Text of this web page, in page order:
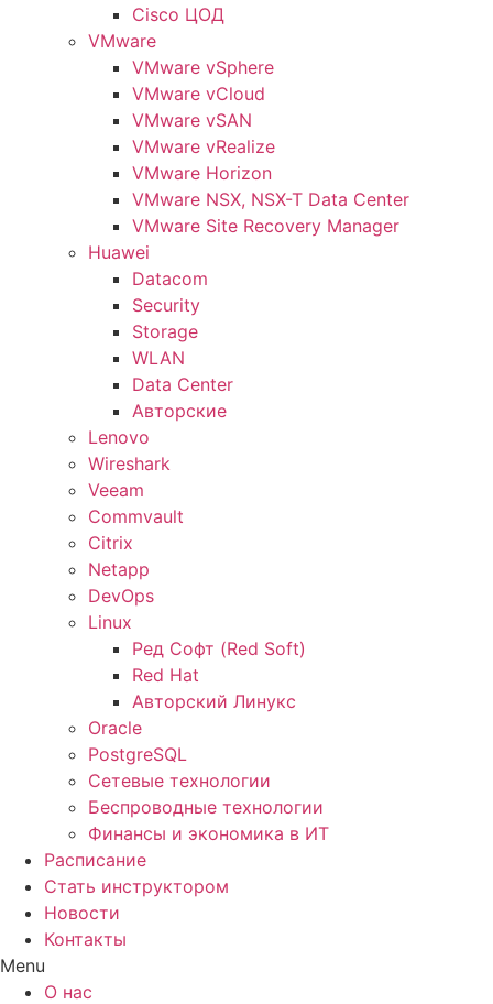
Cisco ЦОД
VMware
VMware vSphere
VMware vCloud
VMware vSAN
VMware vRealize
VMware Horizon
VMware NSX, NSX-T Data Center
VMware Site Recovery Manager
Huawei
Datacom
Security
Storage
WLAN
Data Center
Авторские
Lenovo
Wireshark
Veeam
Commvault
Citrix
Netapp
DevOps
Linux
Ред Софт (Red Soft)
Red Hat
Авторский Линукс
Oracle
PostgreSQL
Сетевые технологии
Беспроводные технологии
Финансы и экономика в ИТ
Расписание
Стать инструктором
Новости
Контакты
Menu
О нас